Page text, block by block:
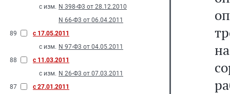
с изм. N 398-Ф3 от 28.12.2010
N 66-Ф3 от 06.04.2011
89
с 17.05.2011
с изм. N 97-Ф3 от 04.05.2011
88
с 11.03.2011
с изм. N 26-Ф3 от 07.03.2011
87
с 27.01.2011